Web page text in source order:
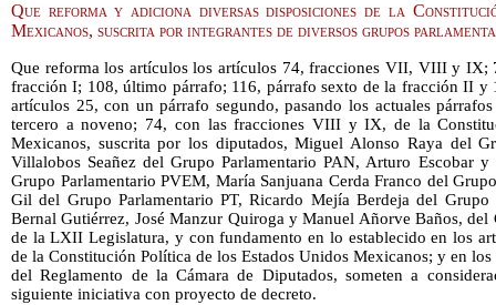
Que reforma y adiciona diversas disposiciones de la
Mexicanos, suscrita por integrantes de diversos grupos
Que reforma los artículos los artículos 74, fracciones VII, VIII y IX;
fracción I; 108, último párrafo; 116, párrafo sexto de la fracción II
artículos 25, con un párrafo segundo, pasando los actuales
tercero a noveno; 74, con las fracciones VIII y IX, de la
Mexicanos, suscrita por los diputados, Miguel Alonso Raya del
Villalobos Seañez del Grupo Parlamentario PAN, Arturo Escobar
Grupo Parlamentario PVEM, María Sanjuana Cerda Franco del
Gil del Grupo Parlamentario PT, Ricardo Mejía Berdeja del
Bernal Gutiérrez, José Manzur Quiroga y Manuel Añorve Baños, del
de la LXII Legislatura, y con fundamento en lo establecido en los
de la Constitución Política de los Estados Unidos Mexicanos; y en
del Reglamento de la Cámara de Diputados, someten a
siguiente iniciativa con proyecto de decreto.